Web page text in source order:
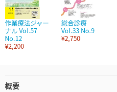
作業療法ジャー
ナル Vol.57
No.12
¥2,200
総合診療
Vol.33 No.9
¥2,750
概要